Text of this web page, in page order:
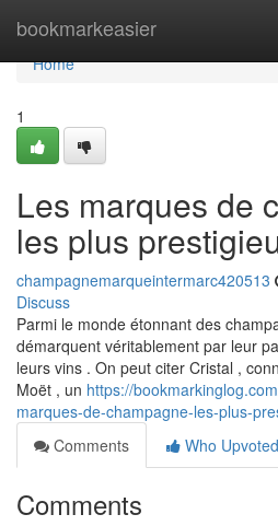
bookmarkeasier
Home
Home
1
Les marques de
les plus
champagnemarqueintermarc420513
Discuss
Parmi le monde étonnant des
démarquent véritablement par leur
leurs vins . On peut citer Cristal ,
Moët , un https://
marques-de-champagne-les-plus-
Comments
Who Upvoted
Comments